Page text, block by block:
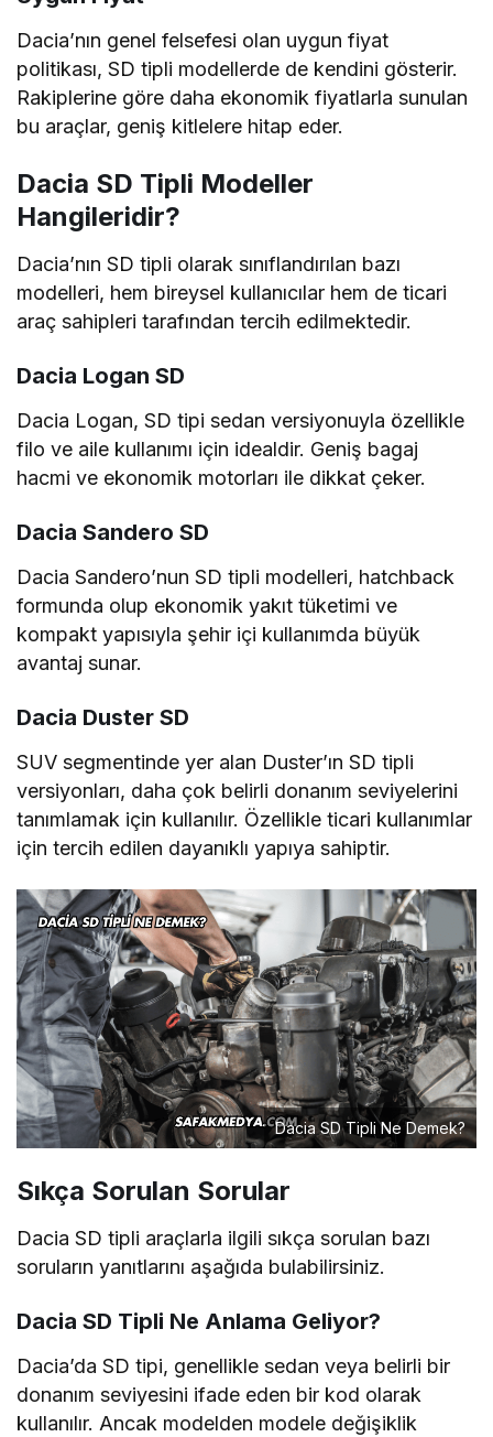
Dacia’nın genel felsefesi olan uygun fiyat
politikası, SD tipli modellerde de kendini gösterir.
Rakiplerine göre daha ekonomik fiyatlarla sunulan
bu araçlar, geniş kitlelere hitap eder.
Dacia SD Tipli Modeller
Hangileridir?
Dacia’nın SD tipli olarak sınıflandırılan bazı
modelleri, hem bireysel kullanıcılar hem de ticari
araç sahipleri tarafından tercih edilmektedir.
Dacia Logan SD
Dacia Logan, SD tipi sedan versiyonuyla özellikle
filo ve aile kullanımı için idealdir. Geniş bagaj
hacmi ve ekonomik motorları ile dikkat çeker.
Dacia Sandero SD
Dacia Sandero’nun SD tipli modelleri, hatchback
formunda olup ekonomik yakıt tüketimi ve
kompakt yapısıyla şehir içi kullanımda büyük
avantaj sunar.
Dacia Duster SD
SUV segmentinde yer alan Duster’ın SD tipli
versiyonları, daha çok belirli donanım seviyelerini
tanımlamak için kullanılır. Özellikle ticari kullanımlar
için tercih edilen dayanıklı yapıya sahiptir.
Dacia SD Tipli Ne Demek?
Sıkça Sorulan Sorular
Dacia SD tipli araçlarla ilgili sıkça sorulan bazı
soruların yanıtlarını aşağıda bulabilirsiniz.
Dacia SD Tipli Ne Anlama Geliyor?
Dacia’da SD tipi, genellikle sedan veya belirli bir
donanım seviyesini ifade eden bir kod olarak
kullanılır. Ancak modelden modele değişiklik